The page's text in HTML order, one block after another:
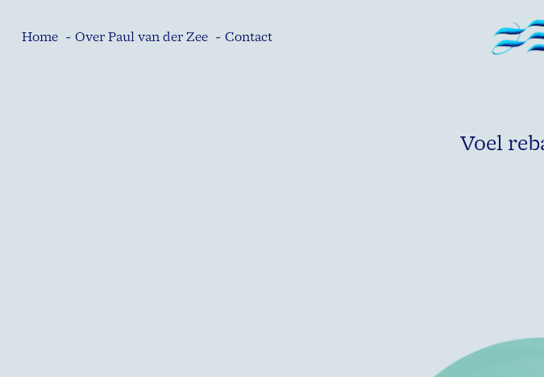
Home ~ Over Paul van der Zee ~ Contact
Voel